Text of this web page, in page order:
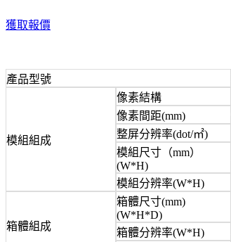
獲取報價
產品型號
模組組成
像素結構
像素間距(mm)
整屏分辨率(dot/㎡)
模組尺寸（mm）
(W*H)
模組分辨率(W*H)
箱體組成
箱體尺寸(mm)
(W*H*D)
箱體分辨率(W*H)